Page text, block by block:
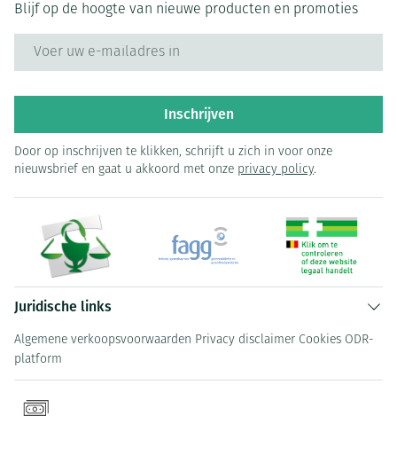
Blijf op de hoogte van nieuwe producten en promoties
Inschrijven
Door op inschrijven te klikken, schrijft u zich in voor onze
nieuwsbrief en gaat u akkoord met onze privacy policy.
Juridische links
Algemene verkoopsvoorwaarden Privacy disclaimer Cookies ODR-
platform